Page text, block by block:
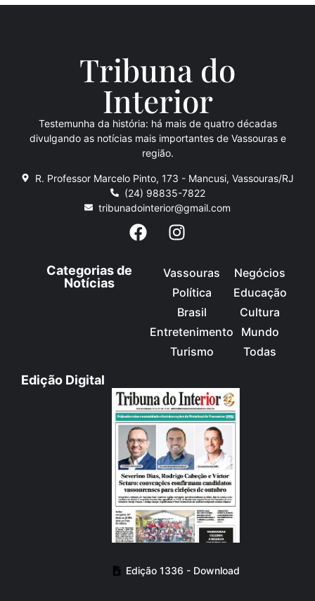
Tribuna do
Interior
Testemunha da história: há mais de quatro décadas
divulgando as notícias mais importantes de Vassouras e
região.
R. Professor Marcelo Pinto, 173 - Mancusi, Vassouras/RJ
(24) 98835-7822
tribunadointerior@gmail.com
Categorias de
Notícias
Vassouras
Política
Brasil
Entretenimento
Turismo
Negócios
Educação
Cultura
Mundo
Todas
Edição Digital
Edição 1336 - Download